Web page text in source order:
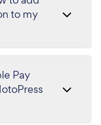
to my
Pay